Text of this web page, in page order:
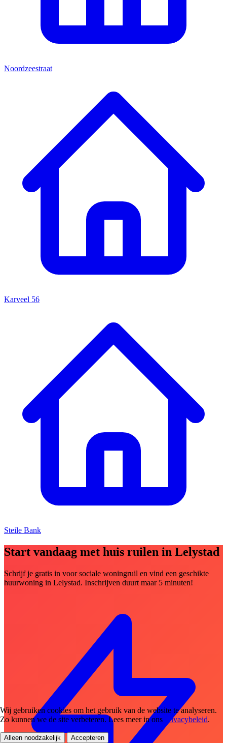
Noordzeestraat
Karveel 56
Steile Bank
Start vandaag met huis ruilen in Lelystad
Schrijf je gratis in voor sociale woningruil en vind een geschikte
huurwoning in Lelystad. Inschrijven duurt maar 5 minuten!
Wij gebruiken cookies om het gebruik van de website te analyseren.
Zo kunnen we de site verbeteren. Lees meer in ons
privacybeleid.
Alleen noodzakelijk Accepteren